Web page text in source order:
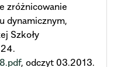
zróżnicowanie
dynamicznym,
Szkoły
, odczyt 03.2013.